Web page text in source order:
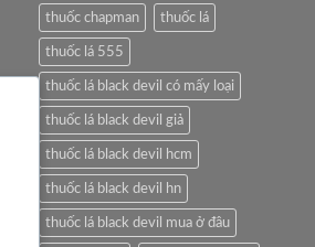
thuốc chapman thuốc lá
thuốc lá 555
thuốc lá black devil có mấy loại
thuốc lá black devil giả
thuốc lá black devil hcm
thuốc lá black devil hn
thuốc lá black devil mua ở đâu